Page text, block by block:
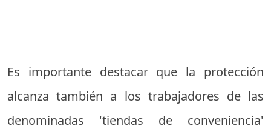
Es importante destacar que la protección
alcanza también a los trabajadores de las
denominadas 'tiendas de conveniencia'